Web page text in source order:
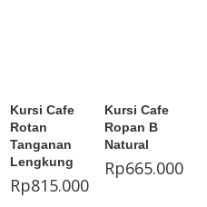
Kursi Cafe
Rotan
Tanganan
Lengkung
Rp815.000
Kursi Cafe
Ropan B
Natural
Rp665.000